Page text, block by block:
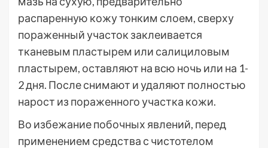
распаренную кожу тонким слоем, сверху
пораженный участок заклеивается
тканевым пластырем или салициловым
пластырем, оставляют на всю ночь или на 1-
2 дня. После снимают и удаляют полностью
нарост из пораженного участка кожи.
Во избежание побочных явлений, перед
применением средства с чистотелом